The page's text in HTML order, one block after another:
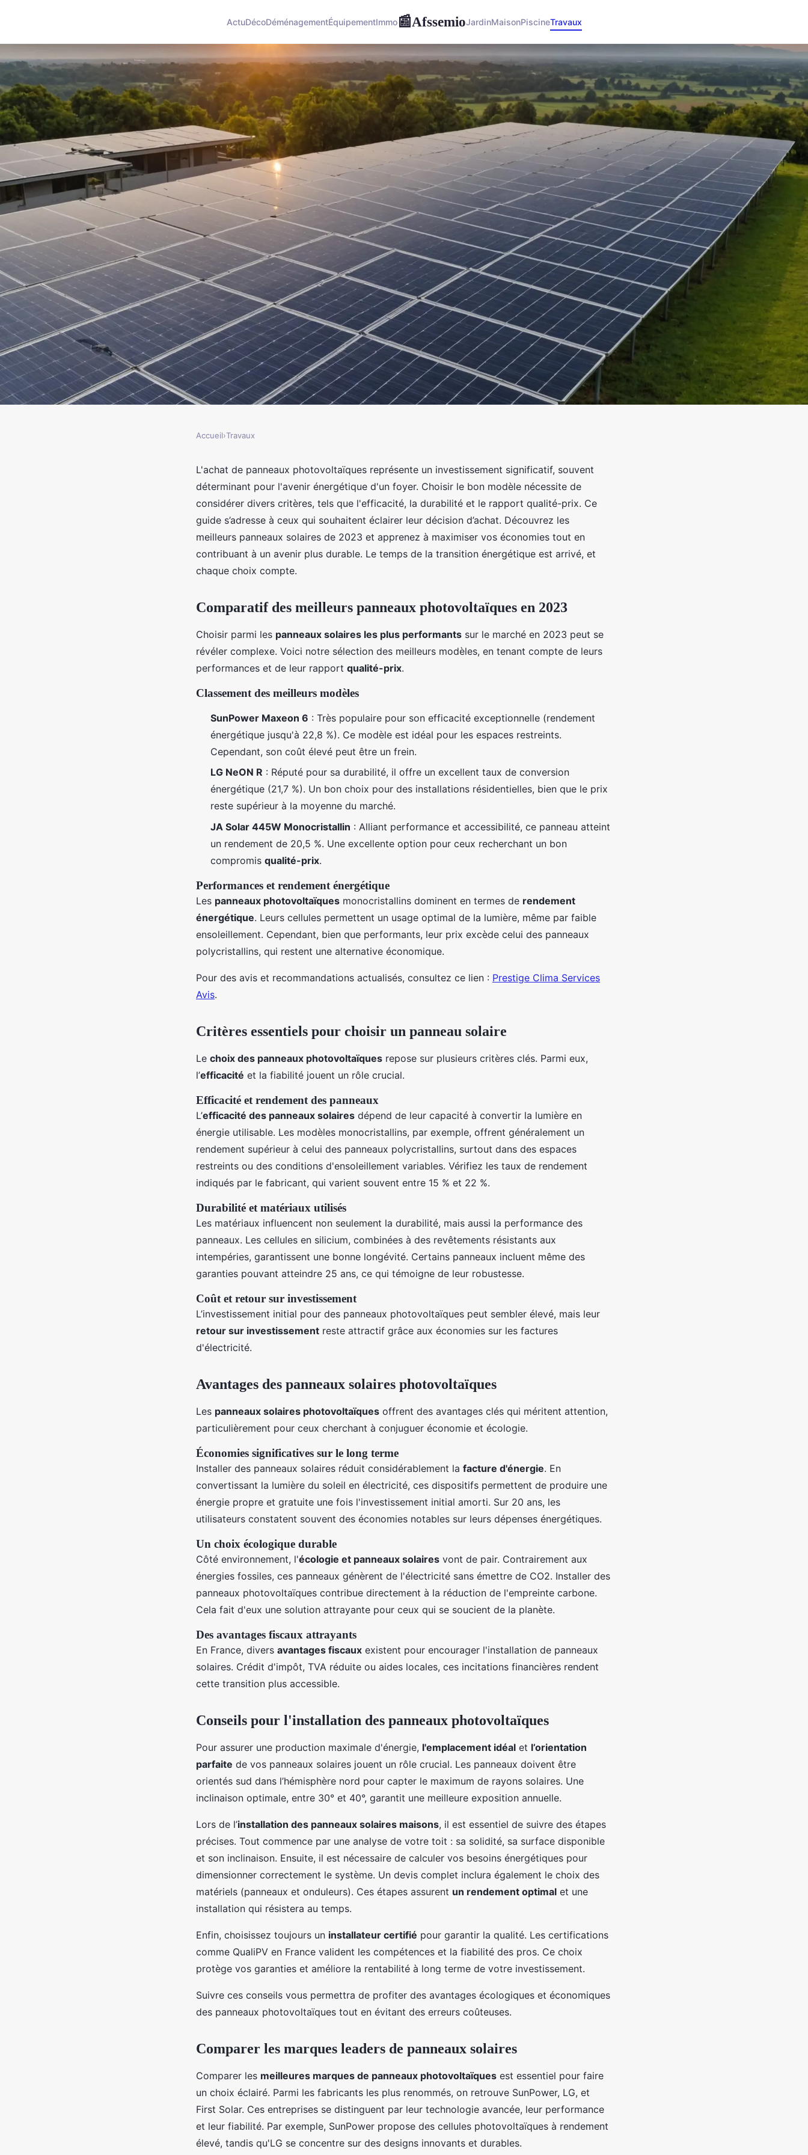
ActuDécoDéménagementÉquipementImmo📰AfssemioJardinMaisonPiscineTravaux
Meilleurs panneaux photovoltaïques :
guide d'achat complet
Accueil›Travaux
L'achat de panneaux photovoltaïques représente un investissement significatif, souvent
déterminant pour l'avenir énergétique d'un foyer. Choisir le bon modèle nécessite de
considérer divers critères, tels que l'efficacité, la durabilité et le rapport qualité-prix. Ce
guide s’adresse à ceux qui souhaitent éclairer leur décision d’achat. Découvrez les
meilleurs panneaux solaires de 2023 et apprenez à maximiser vos économies tout en
contribuant à un avenir plus durable. Le temps de la transition énergétique est arrivé, et
chaque choix compte.
Comparatif des meilleurs panneaux photovoltaïques en 2023
Choisir parmi les panneaux solaires les plus performants sur le marché en 2023 peut se
révéler complexe. Voici notre sélection des meilleurs modèles, en tenant compte de leurs
performances et de leur rapport qualité-prix.
Classement des meilleurs modèles
SunPower Maxeon 6 : Très populaire pour son efficacité exceptionnelle (rendement
énergétique jusqu'à 22,8 %). Ce modèle est idéal pour les espaces restreints.
Cependant, son coût élevé peut être un frein.
LG NeON R : Réputé pour sa durabilité, il offre un excellent taux de conversion
énergétique (21,7 %). Un bon choix pour des installations résidentielles, bien que le prix
reste supérieur à la moyenne du marché.
JA Solar 445W Monocristallin : Alliant performance et accessibilité, ce panneau atteint
un rendement de 20,5 %. Une excellente option pour ceux recherchant un bon
compromis qualité-prix.
Performances et rendement énergétique
Les panneaux photovoltaïques monocristallins dominent en termes de rendement
énergétique. Leurs cellules permettent un usage optimal de la lumière, même par faible
ensoleillement. Cependant, bien que performants, leur prix excède celui des panneaux
polycristallins, qui restent une alternative économique.
Pour des avis et recommandations actualisés, consultez ce lien : Prestige Clima Services
Avis.
Critères essentiels pour choisir un panneau solaire
Le choix des panneaux photovoltaïques repose sur plusieurs critères clés. Parmi eux,
l’efficacité et la fiabilité jouent un rôle crucial.
Efficacité et rendement des panneaux
L’efficacité des panneaux solaires dépend de leur capacité à convertir la lumière en
énergie utilisable. Les modèles monocristallins, par exemple, offrent généralement un
rendement supérieur à celui des panneaux polycristallins, surtout dans des espaces
restreints ou des conditions d'ensoleillement variables. Vérifiez les taux de rendement
indiqués par le fabricant, qui varient souvent entre 15 % et 22 %.
Durabilité et matériaux utilisés
Les matériaux influencent non seulement la durabilité, mais aussi la performance des
panneaux. Les cellules en silicium, combinées à des revêtements résistants aux
intempéries, garantissent une bonne longévité. Certains panneaux incluent même des
garanties pouvant atteindre 25 ans, ce qui témoigne de leur robustesse.
Coût et retour sur investissement
L’investissement initial pour des panneaux photovoltaïques peut sembler élevé, mais leur
retour sur investissement reste attractif grâce aux économies sur les factures
d'électricité.
Avantages des panneaux solaires photovoltaïques
Les panneaux solaires photovoltaïques offrent des avantages clés qui méritent attention,
particulièrement pour ceux cherchant à conjuguer économie et écologie.
Économies significatives sur le long terme
Installer des panneaux solaires réduit considérablement la facture d'énergie. En
convertissant la lumière du soleil en électricité, ces dispositifs permettent de produire une
énergie propre et gratuite une fois l'investissement initial amorti. Sur 20 ans, les
utilisateurs constatent souvent des économies notables sur leurs dépenses énergétiques.
Un choix écologique durable
Côté environnement, l'écologie et panneaux solaires vont de pair. Contrairement aux
énergies fossiles, ces panneaux génèrent de l'électricité sans émettre de CO2. Installer des
panneaux photovoltaïques contribue directement à la réduction de l'empreinte carbone.
Cela fait d'eux une solution attrayante pour ceux qui se soucient de la planète.
Des avantages fiscaux attrayants
En France, divers avantages fiscaux existent pour encourager l'installation de panneaux
solaires. Crédit d'impôt, TVA réduite ou aides locales, ces incitations financières rendent
cette transition plus accessible.
Conseils pour l'installation des panneaux photovoltaïques
Pour assurer une production maximale d'énergie, l'emplacement idéal et l’orientation
parfaite de vos panneaux solaires jouent un rôle crucial. Les panneaux doivent être
orientés sud dans l’hémisphère nord pour capter le maximum de rayons solaires. Une
inclinaison optimale, entre 30° et 40°, garantit une meilleure exposition annuelle.
Lors de l’installation des panneaux solaires maisons, il est essentiel de suivre des étapes
précises. Tout commence par une analyse de votre toit : sa solidité, sa surface disponible
et son inclinaison. Ensuite, il est nécessaire de calculer vos besoins énergétiques pour
dimensionner correctement le système. Un devis complet inclura également le choix des
matériels (panneaux et onduleurs). Ces étapes assurent un rendement optimal et une
installation qui résistera au temps.
Enfin, choisissez toujours un installateur certifié pour garantir la qualité. Les certifications
comme QualiPV en France valident les compétences et la fiabilité des pros. Ce choix
protège vos garanties et améliore la rentabilité à long terme de votre investissement.
Suivre ces conseils vous permettra de profiter des avantages écologiques et économiques
des panneaux photovoltaïques tout en évitant des erreurs coûteuses.
Comparer les marques leaders de panneaux solaires
Comparer les meilleures marques de panneaux photovoltaïques est essentiel pour faire
un choix éclairé. Parmi les fabricants les plus renommés, on retrouve SunPower, LG, et
First Solar. Ces entreprises se distinguent par leur technologie avancée, leur performance
et leur fiabilité. Par exemple, SunPower propose des cellules photovoltaïques à rendement
élevé, tandis qu'LG se concentre sur des designs innovants et durables.